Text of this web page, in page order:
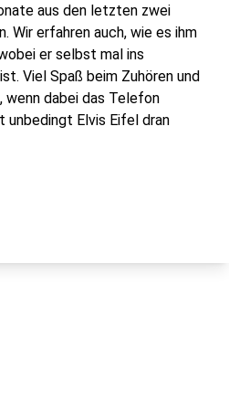
aus den letzten zwei
Wir erfahren auch, wie es ihm
er selbst mal ins
Viel Spaß beim Zuhören und
dabei das Telefon
unbedingt Elvis Eifel dran